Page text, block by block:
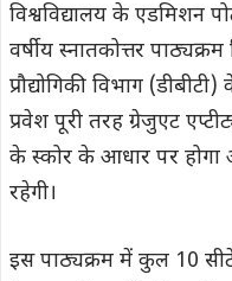
विश्वविद्यालय के एडमिशन
वर्षीय स्नातकोत्तर पाठ्यक्रम
प्रौद्योगिकी विभाग
प्रवेश पूरी तरह ग्रेजुएट
के स्कोर के आधार पर होगा
रहेगी।
इस पाठ्यक्रम में कुल 10